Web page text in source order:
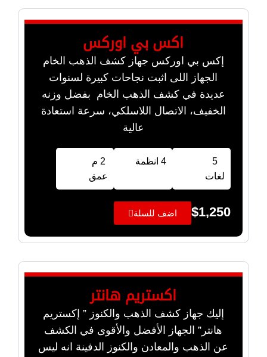
اكس بي اوركس
إكس بي اوركس جهاز كشف الذهب الخام
الجهاز اللى اثبت نجاحات كبيرة لسنوات
عديدة في كشف الذهب الخام بفضل وزنه
الخفيف، الاتصال اللاسلكي، سرعة استعادة
عالية
5
لغات
4 انظمة
2 م
عمق
$1,250 اضف للسلة
اكستريم هانتر
إليك جهاز كشف الذهب والكنوز ” إكستريم
هانتر” الجهاز الأفضل والأقوى في الكشف
عن الذهب والمعادن والكنوز الدفينة انه ليس